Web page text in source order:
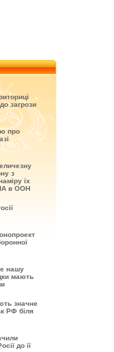
загрози
про
з
їх
в ООН
нашу
мають
значне
РФ біля
до її